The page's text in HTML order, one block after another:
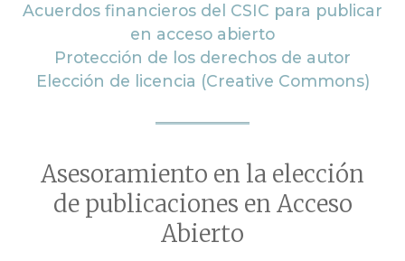
Acuerdos financieros del CSIC para publicar
en acceso abierto
Protección de los derechos de autor
Elección de licencia (Creative Commons)
Asesoramiento en la elección
de publicaciones en Acceso
Abierto